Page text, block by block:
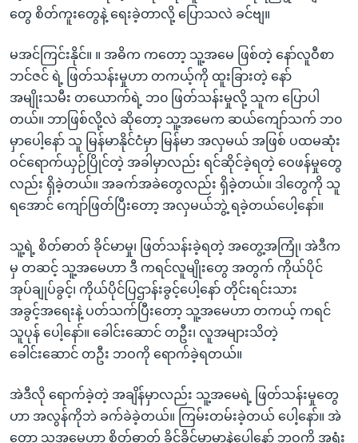
တွေ စိတ်ကူးတွေနဲ့ ရေးခဲ့တာလို့ ပြောသလဲ ခင်ဗျ။
မအင်ကြင်းနိုင်။ ။ အဓိက ကတော့ သူ့အမေ ဖြစ်တဲ့ နော်လူဝီစာ
ဘင်ဇင် ရဲ့ ဖြတ်သန်းမှုဟာ တကယ့်ကို ထူးခြားတဲ့ နော်
အမျိုးသမီး တယောက်ရဲ့ ဘ၀ ဖြတ်သန်းမှုလို့ သူက ပြောပါ
တယ်။ ဘာဖြစ်လို့လဲ ဆိုတော့ သူ့အမေက ဆယ်ကျော်သက် ဘ၀
မှာပေါ့နော် သူ မြန်မာနိုင်ငံမှာ မြန်မာ အလှမယ် အဖြစ် ပထမဆုံး
ဝင်ရောက်ယှဉ်ပြိုင်တဲ့ အခါမှာလည်း ရင်ဆိုင်ခဲ့ရတဲ့ ဝေဖန်မှုတွေ
လည်း ရှိခဲ့တယ်။ အခက်အခဲတွေလည်း ရှိခဲ့တယ်။ ဒါတွေကို သူ
ရအောင် ကျော်ဖြတ်ပြီးတော့ အလှမယ်ဘွဲ့ ရခဲ့တယ်ပေါ့နော်။
သူ့ရဲ့ စိတ်ဓာတ် ခိုင်မာမှု၊ ဖြတ်သန်းခဲ့ရတဲ့ အတွေ့အကြုံ၊ အဲဒီက
မှ တဆင့် သူ့အမေဟာ ဒီ ကရင်လူမျိုးတွေ အတွက် ကိုယ်ပိုင်
အုပ်ချုပ်ခွင့်၊ ကိုယ်ပိုင်ပြဌာန်းခွင့်ပေါ့နော် တိုင်းရင်းသား
အခွင့်အရေးနဲ့ ပတ်သက်ပြီးတော့ သူ့အမေဟာ တကယ့် ကရင်
သူပုန် ပေါ့နော်။ ခေါင်းဆောင် တဦး၊ လူအများသိတဲ့
ခေါင်းဆောင် တဦး ဘဝကို ရောက်ခဲ့ရတယ်။
အဲဒီလို ရောက်ခဲ့တဲ့ အချိန်မှာလည်း သူ့အမေရဲ့ ဖြတ်သန်းမှုတွေ
ဟာ အလွန်ကိုဘဲ ခက်ခဲခဲ့တယ်။ ကြမ်းတမ်းခဲ့တယ် ပေါ့နော်။ အဲ
တော့ သူ့အမေဟာ စိတ်ဓာတ် ခိုင်ခိုင်မာမာနဲ့ပေါ့နော် ဘဝကို အရှုံး